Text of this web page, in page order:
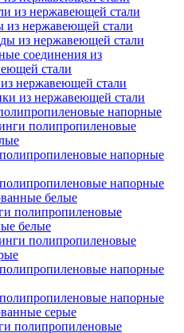
из нержавеющей стали
из нержавеющей стали
из нержавеющей стали
соединения из
стали
нержавеющей стали
из нержавеющей стали
напорные
полипропиленовые
напорные
напорные
белые
полипропиленовые
белые
полипропиленовые
напорные
напорные
серые
полипропиленовые